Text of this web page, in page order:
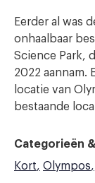
Eerder al was
onhaalbaar
Science Park,
2022 aannam.
locatie van
bestaande
Categorieën
Kort
Olympos